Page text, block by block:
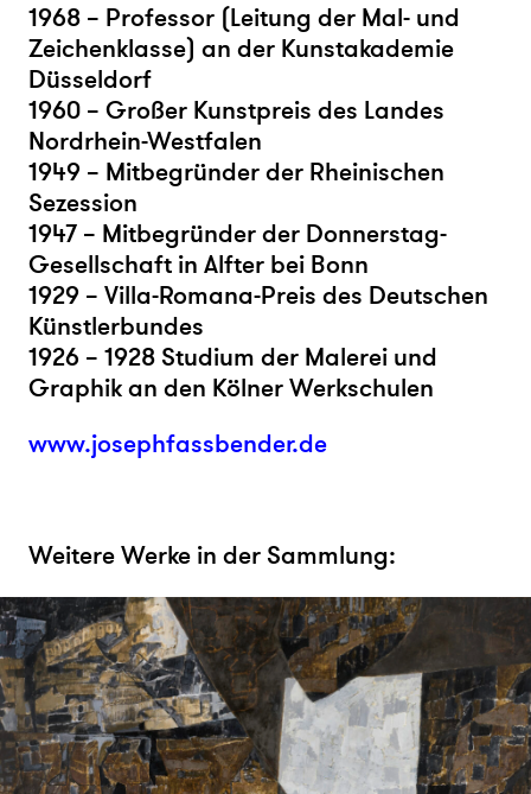
1968 – Professor (Leitung der Mal- und
Zeichenklasse) an der Kunstakademie
Düsseldorf
1960 – Großer Kunstpreis des Landes
Nordrhein-Westfalen
1949 – Mitbegründer der Rheinischen
Sezession
1947 – Mitbegründer der Donnerstag-
Gesellschaft in Alfter bei Bonn
1929 – Villa-Romana-Preis des Deutschen
Künstlerbundes
1926 – 1928 Studium der Malerei und
Graphik an den Kölner Werkschulen
www.josephfassbender.de
Weitere Werke in der Sammlung: